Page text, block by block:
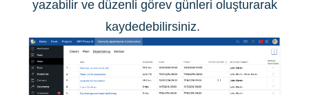
yazabilir ve düzenli görev günleri oluşturarak
kaydedebilirsiniz.